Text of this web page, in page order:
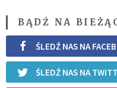
BĄDŹ NA
ŚLEDŹ NAS NA
ŚLEDŹ NAS NA